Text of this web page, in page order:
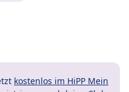
kostenlos im HiPP Mein